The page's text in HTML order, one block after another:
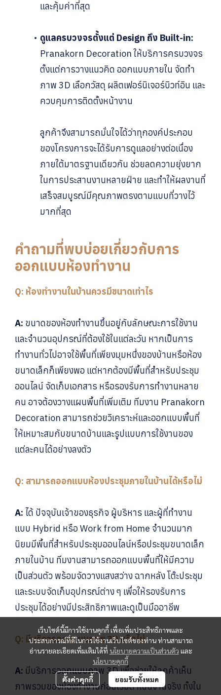
และคุ้มค่าที่สุด
ดูแลครบวงจรตั้งแต่ Design ถึง Built-in:
Pranakorn Decoration ให้บริการครบวงจร
ตั้งแต่การวางแนวคิด ออกแบบภายใน จัดทำ
ภาพ 3D เลือกวัสดุ ผลิตเฟอร์นิเจอร์บิวท์อิน และ
ควบคุมการติดตั้งหน้างาน
ลูกค้าจึงสามารถมั่นใจได้ว่าทุกองค์ประกอบ
ของโครงการจะได้รับการดูแลอย่างต่อเนื่อง
ภายใต้มาตรฐานเดียวกัน ช่วยลดความยุ่งยาก
ในการประสานงานหลายฝ่าย และทำให้ผลงานที่
เสร็จสมบูรณ์มีคุณภาพตรงตามแบบที่วางไว้
มากที่สุด
คำถามที่พบบ่อยเกี่ยวกับการ
ออกแบบห้องทำงาน
Q: ห้องทำงานในบ้านควรมีขนาดเท่าไร
A: ขนาดของห้องทำงานขึ้นอยู่กับลักษณะการใช้งาน
และจำนวนอุปกรณ์ที่ต้องใช้ในแต่ละวัน หากเป็นการ
ทำงานทั่วไปอาจใช้พื้นที่เพียงมุมหนึ่งของบ้านหรือห้อง
ขนาดเล็กก็เพียงพอ แต่หากต้องมีพื้นที่สำหรับประชุม
ออนไลน์ จัดเก็บเอกสาร หรือรองรับการทำงานหลาย
คน อาจต้องวางแผนพื้นที่เพิ่มเติม ทีมงาน Pranakorn
Decoration สามารถช่วยวิเคราะห์และออกแบบพื้นที่
ให้เหมาะสมกับขนาดบ้านและรูปแบบการใช้งานของ
แต่ละคนได้อย่างลงตัว
Q: สามารถออกแบบห้องประชุมภายในบ้านได้หรือไม่
A: ได้ ปัจจุบันเจ้าของธุรกิจ ผู้บริหาร และผู้ที่ทำงาน
แบบ Hybrid หรือ Work from Home จำนวนมาก
นิยมมีพื้นที่สำหรับประชุมออนไลน์หรือประชุมขนาดเล็ก
ภายในบ้าน ทีมงานสามารถออกแบบพื้นที่ให้มีความ
เป็นส่วนตัว พร้อมจัดวางแสงสว่าง ฉากหลัง โต๊ะประชุม
และระบบจัดเก็บอุปกรณ์ต่าง ๆ เพื่อให้รองรับการ
ประชุมได้อย่างมีประสิทธิภาพและดูเป็นมืออาชีพ
Q: มีบริการออกแบบภาพ 3D หรือไม่
A: มีบริการออกแบบภาพ 3D เพื่อช่วยให้ลูกค้าเห็น
ภาพรวมของห้องทำงานก่อนเริ่มดำเนินงานจริง ทั้งใน
เว็บไซต์นี้มีการใช้งานคุกกี้ เพื่อเพิ่มประสิทธิภาพและ
ประสบการณ์ที่ดีในการใช้งานเว็บไซต์ของท่าน ท่านสามารถ
อ่านรายละเอียดเพิ่มเติมได้ที่ นโยบายความเป็นส่วนตัว และ
นโยบายคุกกี้
ตั้งค่าคุกกี้ ยอมรับทั้งหมด